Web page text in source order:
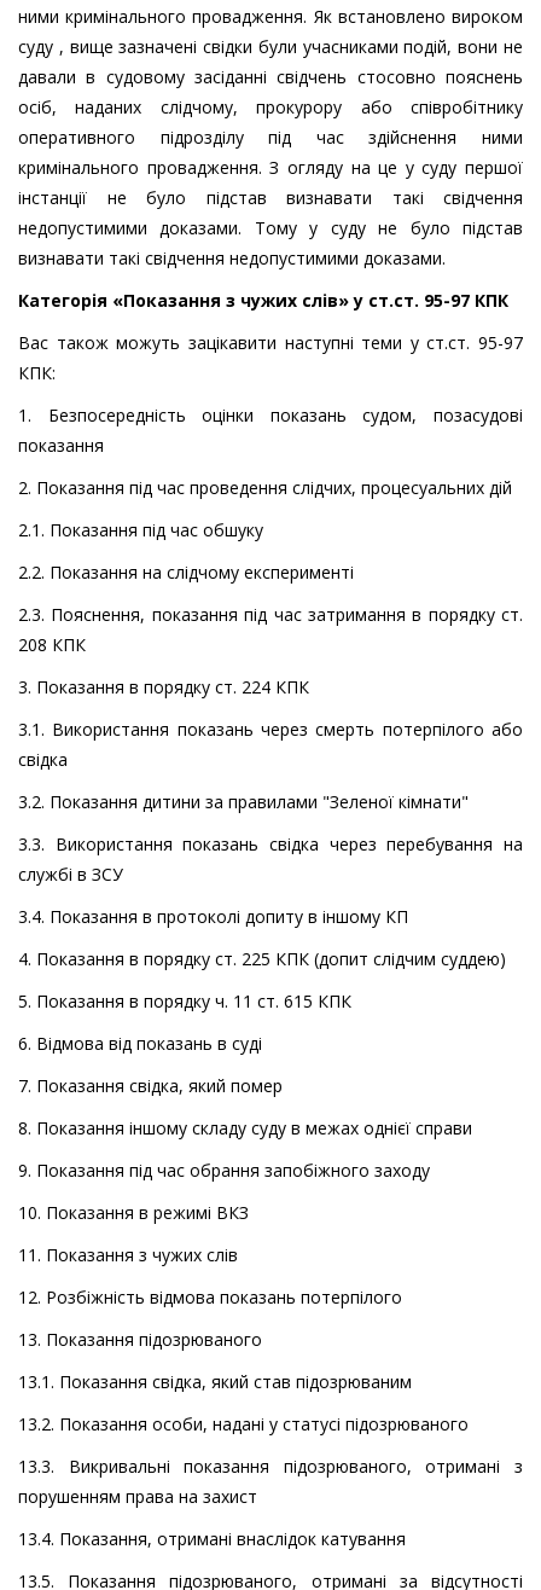
ними кримінального провадження. Як встановлено вироком
суду , вище зазначені свідки були учасниками подій, вони не
давали в судовому засіданні свідчень стосовно пояснень
осіб, наданих слідчому, прокурору або співробітнику
оперативного підрозділу під час здійснення ними
кримінального провадження. З огляду на це у суду першої
інстанції не було підстав визнавати такі свідчення
недопустимими доказами. Тому у суду не було підстав
визнавати такі свідчення недопустимими доказами.
Категорія «Показання з чужих слів» у ст.ст. 95-97 КПК
Вас також можуть зацікавити наступні теми у ст.ст. 95-97
КПК:
1. Безпосередність оцінки показань судом, позасудові
показання
2. Показання під час проведення слідчих, процесуальних дій
2.1. Показання під час обшуку
2.2. Показання на слідчому експерименті
2.3. Пояснення, показання під час затримання в порядку ст.
208 КПК
3. Показання в порядку ст. 224 КПК
3.1. Використання показань через смерть потерпілого або
свідка
3.2. Показання дитини за правилами "Зеленої кімнати"
3.3. Використання показань свідка через перебування на
службі в ЗСУ
3.4. Показання в протоколі допиту в іншому КП
4. Показання в порядку ст. 225 КПК (допит слідчим суддею)
5. Показання в порядку ч. 11 ст. 615 КПК
6. Відмова від показань в суді
7. Показання свідка, який помер
8. Показання іншому складу суду в межах однієї справи
9. Показання під час обрання запобіжного заходу
10. Показання в режимі ВКЗ
11. Показання з чужих слів
12. Розбіжність відмова показань потерпілого
13. Показання підозрюваного
13.1. Показання свідка, який став підозрюваним
13.2. Показання особи, надані у статусі підозрюваного
13.3. Викривальні показання підозрюваного, отримані з
порушенням права на захист
13.4. Показання, отримані внаслідок катування
13.5. Показання підозрюваного, отримані за відсутності